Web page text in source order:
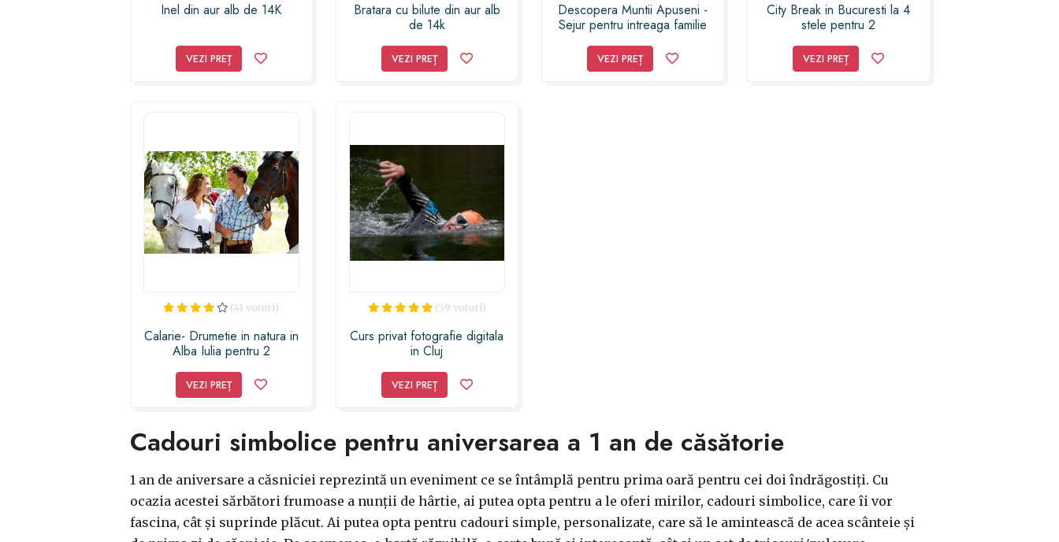
Inel din aur alb de 14K
VEZI PREȚ
Bratara cu bilute din aur alb
de 14k
VEZI PREȚ
Descopera Muntii Apuseni -
Sejur pentru intreaga familie
VEZI PREȚ
City Break in Bucuresti la 4
stele pentru 2
VEZI PREȚ
(41 voturi)
Calarie- Drumetie in natura in
Alba Iulia pentru 2
VEZI PREȚ
(59 voturi)
Curs privat fotografie digitala
in Cluj
VEZI PREȚ
Cadouri simbolice pentru aniversarea a 1 an de căsătorie
1 an de aniversare a căsniciei reprezintă un eveniment ce se întâmplă pentru prima oară pentru cei doi îndrăgostiți. Cu
ocazia acestei sărbători frumoase a nunții de hârtie, ai putea opta pentru a le oferi mirilor, cadouri simbolice, care îi vor
fascina, cât și suprinde plăcut. Ai putea opta pentru cadouri simple, personalizate, care să le amintească de acea scânteie și